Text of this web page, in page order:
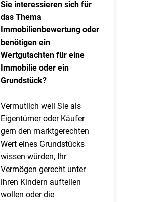
Sie interessieren sich für
das Thema
Immobilienbewertung oder
benötigen ein
Wertgutachten für eine
Immobilie oder ein
Grundstück?
Vermutlich weil Sie als
Eigentümer oder Käufer
gern den marktgerechten
Wert eines Grundstücks
wissen würden, Ihr
Vermögen gerecht unter
ihren Kindern aufteilen
wollen oder die